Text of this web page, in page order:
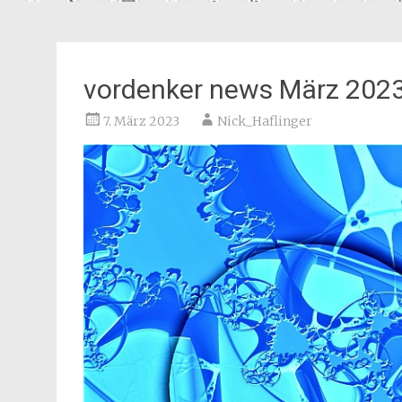
vordenker news März
7. März 2023 Nick_Haflinger